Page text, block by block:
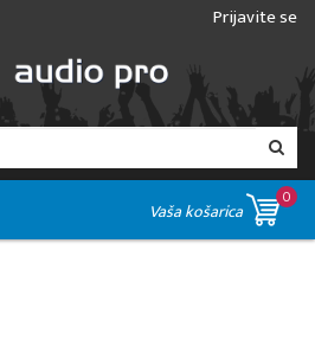
Prijavite se
Vaša košarica
0